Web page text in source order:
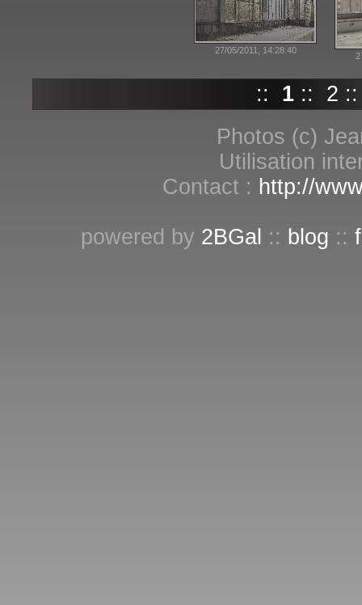
27/05/2011, 14:28:40
:: 1 :: 2
Photos (c)
Utilisation
Contact : http://
powered by 2BGal :: blog ::